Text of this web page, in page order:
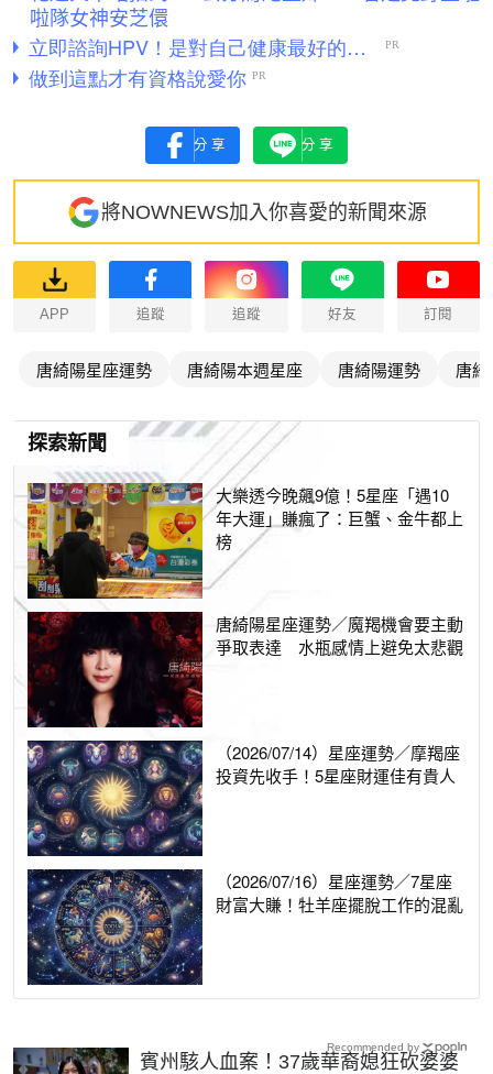
啦隊女神安芝儇
分享 分享
將NOWNEWS加入你喜愛的新聞來源
APP 追蹤 追蹤 好友 訂閱
唐綺陽星座運勢 唐綺陽本週星座 唐綺陽運勢 唐
探索新聞
大樂透今晚飆9億！5星座「遇10
年大運」賺瘋了：巨蟹、金牛都上
榜
唐綺陽星座運勢／魔羯機會要主動
爭取表達 水瓶感情上避免太悲觀
（2026/07/14）星座運勢／摩羯座
投資先收手！5星座財運佳有貴人
（2026/07/16）星座運勢／7星座
財富大賺！牡羊座擺脫工作的混亂
賓州駭人血案！37歲華裔媳狂砍婆婆
Recommended by